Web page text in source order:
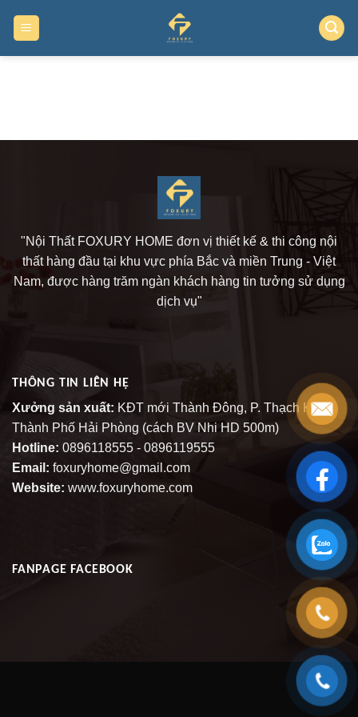
"Nội Thất FOXURY HOME đơn vị thiết kế & thi công nội
thất hàng đầu tại khu vực phía Bắc và miền Trung - Việt
Nam, được hàng trăm ngàn khách hàng tin tưởng sử dụng
dịch vụ"
THÔNG TIN LIÊN HỆ
Xưởng sản xuất: KĐT mới Thành Đông, P. Thạch Khôi,
Thành Phố Hải Phòng (cách BV Nhi HD 500m)
Hotline: 0896118555 - 0896119555
Email: foxuryhome@gmail.com
Website: www.foxuryhome.com
FANPAGE FACEBOOK